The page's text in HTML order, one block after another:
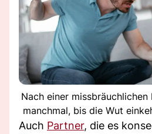
Nach einer
manchmal, bis die Wut
Auch Partner, die es